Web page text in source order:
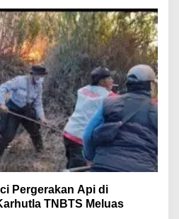
Pergerakan Api di
TNBTS Meluas